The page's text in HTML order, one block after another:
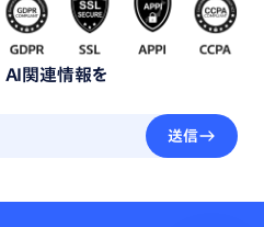
AI関連情報を
送信